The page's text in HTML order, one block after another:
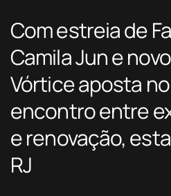
Com estreia de
Camila Jun e
Vórtice aposta
encontro entre
e renovação,
RJ